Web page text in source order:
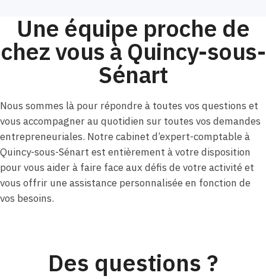
Une équipe proche de
chez vous à Quincy-sous-
Sénart
Nous sommes là pour répondre à toutes vos questions et
vous accompagner au quotidien sur toutes vos demandes
entrepreneuriales. Notre cabinet d’expert-comptable à
Quincy-sous-Sénart est entièrement à votre disposition
pour vous aider à faire face aux défis de votre activité et
vous offrir une assistance personnalisée en fonction de
vos besoins.
Des questions ?